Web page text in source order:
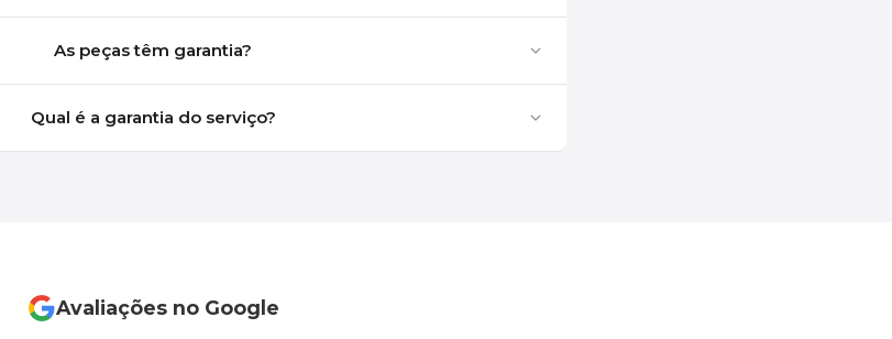
As peças têm garantia?
Qual é a garantia do serviço?
Avaliações no Google